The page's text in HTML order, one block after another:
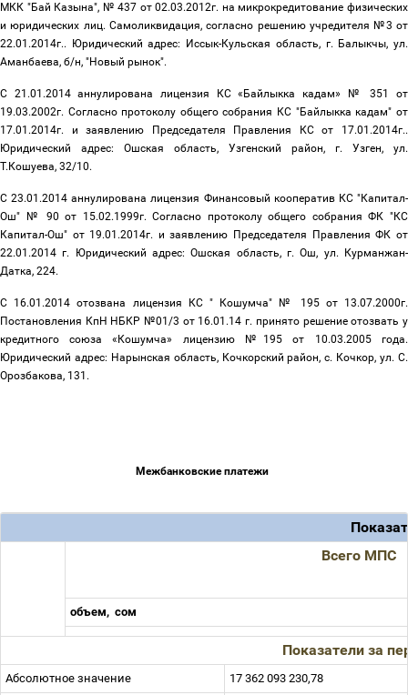
МКК "Бай Казына", № 437 от 02.03.2012г. на микрокредитование физических
и юридических лиц. Самоликвидация, согласно решению учредителя №3 от
22.01.2014г.. Юридический адрес: Иссык-Кульская область, г. Балыкчы, ул.
Аманбаева, б/н, "Новый рынок".
С 21.01.2014 аннулирована лицензия КС «Байлыкка кадам» № 351 от
19.03.2002г. Согласно протоколу общего собрания КС "Байлыкка кадам" от
17.01.2014г. и заявлению Председателя Правления КС от 17.01.2014г..
Юридический адрес: Ошская область, Узгенский район, г. Узген, ул.
Т.Кошуева, 32/10.
С 23.01.2014 аннулирована лицензия Финансовый кооператив КС "Капитал-
Ош" № 90 от 15.02.1999г. Согласно протоколу общего собрания ФК "КС
Капитал-Ош" от 19.01.2014г. и заявлению Председателя Правления ФК от
22.01.2014 г. Юридический адрес: Ошская область, г. Ош, ул. Курманжан-
Датка, 224.
С 16.01.2014 отозвана лицензия КС " Кошумча" № 195 от 13.07.2000г.
Постановления КпН НБКР №01/3 от 16.01.14 г. принято решение отозвать у
кредитного союза «Кошумча» лицензию №195 от 10.03.2005 года.
Юридический адрес: Нарынская область, Кочкорский район, с. Кочкор, ул. С.
Орозбакова, 131.
Межбанковские платежи
Всего МПС
объем, сом
Показатели за
Абсолютное значение 17 362 093 230,78